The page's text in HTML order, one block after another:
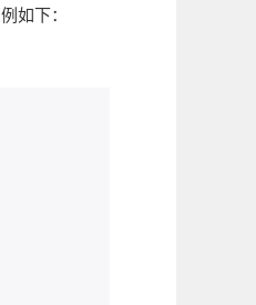
如下：